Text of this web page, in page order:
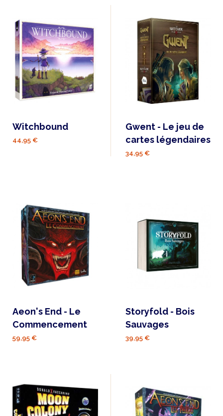
Witchbound
44,95 €
Gwent - Le jeu de
cartes légendaires
34,95 €
Aeon's End - Le
Commencement
59,95 €
Storyfold - Bois
Sauvages
39,95 €